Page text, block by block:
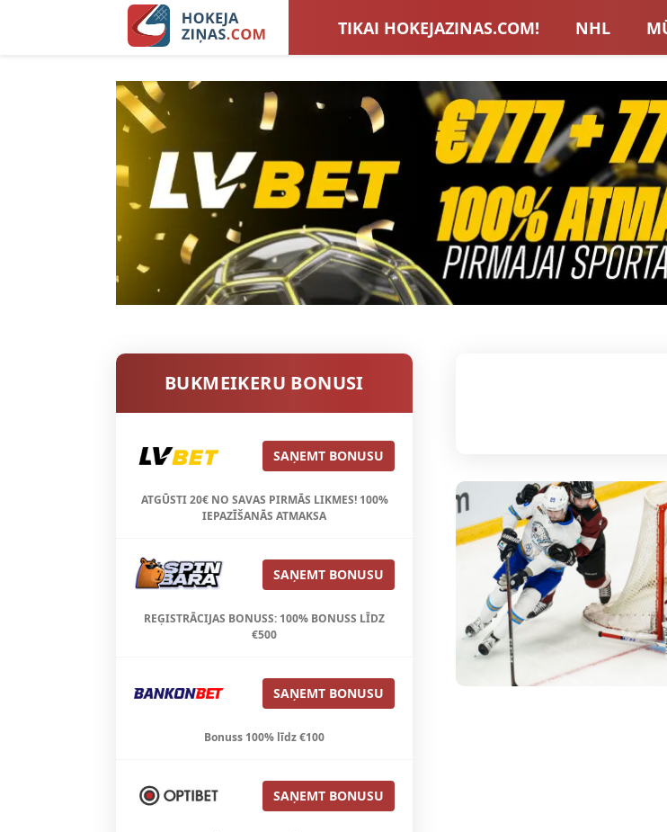
TIKAI HOKEJAZINAS.COM! NHL
LATVIJAS IZLASE EIROPA LVBET
SIEVIEŠU HOKEJS BLOGI
TOTALIZATORU BONUSI VISAS ZIŅAS
BUKMEIKERU BONUSI
SAŅEMT BONUSU
ATGŪSTI 20€ NO SAVAS PIRMĀS LIKMES! 100%
IEPAZĪŠANĀS ATMAKSA
SAŅEMT BONUSU
REĢISTRĀCIJAS BONUSS: 100% BONUSS LĪDZ
€500
SAŅEMT BONUSU
Bonuss 100% līdz €100
SAŅEMT BONUSU